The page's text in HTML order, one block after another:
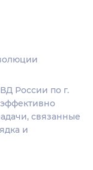
России по г.
связанные
и